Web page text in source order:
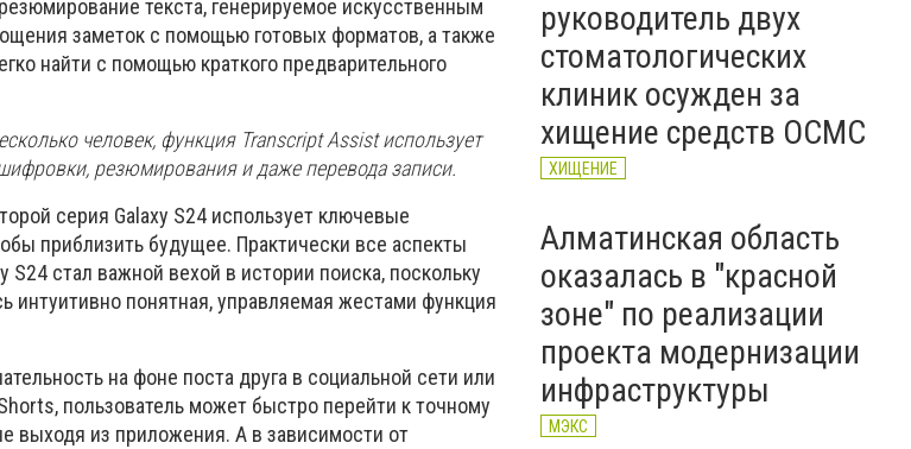
текста, генерируемое искусственным
заметок с помощью готовых форматов, а также
найти с помощью краткого предварительного
человек, функция Transcript Assist использует
резюмирования и даже перевода записи.
серия Galaxy S24 использует ключевые
приблизить будущее. Практически все аспекты
стал важной вехой в истории поиска, поскольку
интуитивно понятная, управляемая жестами функция
на фоне поста друга в социальной сети или
пользователь может быстро перейти к точному
выходя из приложения. А в зависимости от
руководитель двух
стоматологических
клиник осужден за
хищение средств ОСМС
ХИЩЕНИЕ
Алматинская область
оказалась в "красной
зоне" по реализации
проекта модернизации
инфраструктуры
МЭКС